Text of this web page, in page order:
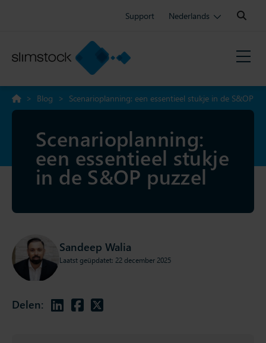
Support Nederlands
Search:
> Blog > Scenarioplanning: een essentieel stukje in de S&OP
puzzel
Scenarioplanning:
een essentieel stukje
in de S&OP puzzel
Delen:
Sandeep Walia
Laatst geüpdatet: 22 december 2025